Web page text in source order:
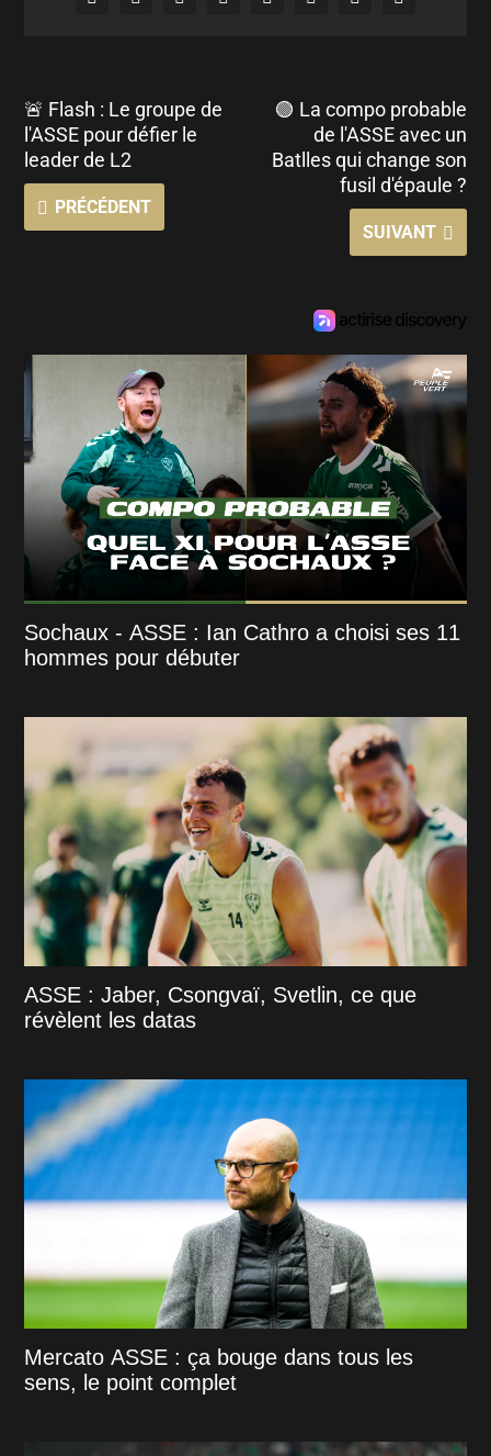
🚨 Flash : Le groupe de
l'ASSE pour défier le
leader de L2
PRÉCÉDENT
🟢 La compo probable
de l'ASSE avec un
Batlles qui change son
fusil d'épaule ?
SUIVANT
Sochaux - ASSE : Ian Cathro a choisi ses 11
hommes pour débuter
ASSE : Jaber, Csongvaï, Svetlin, ce que
révèlent les datas
Mercato ASSE : ça bouge dans tous les
sens, le point complet